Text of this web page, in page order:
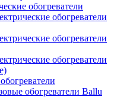
обогреватели
обогреватели
обогреватели
обогреватели
обогреватели Ballu